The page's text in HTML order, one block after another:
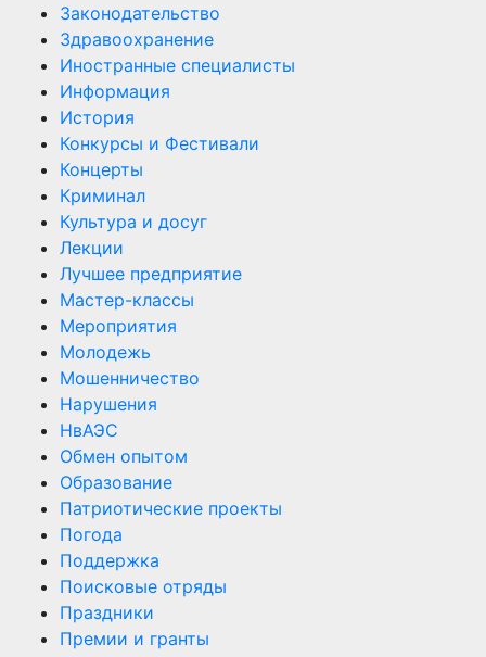
Законодательство
Здравоохранение
Иностранные специалисты
Информация
История
Конкурсы и Фестивали
Концерты
Криминал
Культура и досуг
Лекции
Лучшее предприятие
Мастер-классы
Мероприятия
Молодежь
Мошенничество
Нарушения
НвАЭС
Обмен опытом
Образование
Патриотические проекты
Погода
Поддержка
Поисковые отряды
Праздники
Премии и гранты